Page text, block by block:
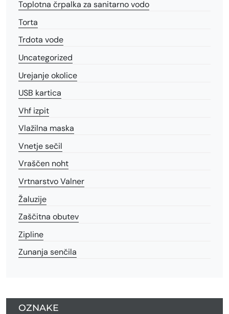
Toplotna črpalka za sanitarno vodo
Torta
Trdota vode
Uncategorized
Urejanje okolice
USB kartica
Vhf izpit
Vlažilna maska
Vnetje sečil
Vraščen noht
Vrtnarstvo Valner
Žaluzije
Zaščitna obutev
Zipline
Zunanja senčila
OZNAKE